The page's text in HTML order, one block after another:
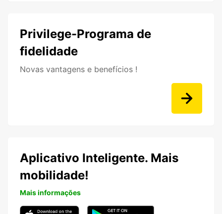
Privilege-Programa de
fidelidade
Novas vantagens e benefícios !
Aplicativo Inteligente. Mais
mobilidade!
Mais informações